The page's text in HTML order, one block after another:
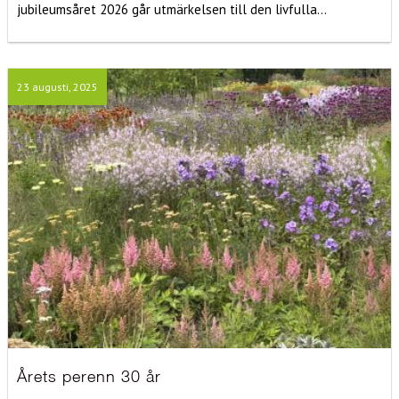
jubileumsåret 2026 går utmärkelsen till den livfulla...
23 augusti, 2025
Årets perenn 30 år